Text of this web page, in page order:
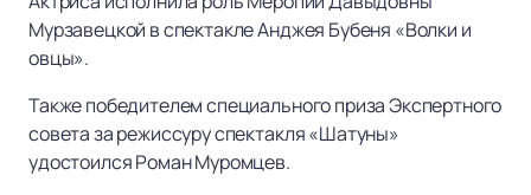
Мурзавецкой в спектакле Анджея Бубеня «Волки и
овцы».
Также победителем специального приза Экспертного
совета за режиссуру спектакля «Шатуны»
удостоился Роман Муромцев.